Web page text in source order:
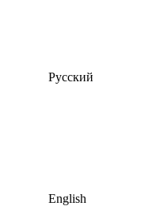
Русский
English